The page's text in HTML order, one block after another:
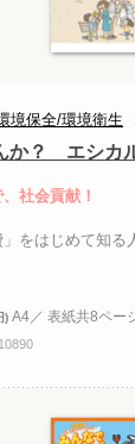
境保全/環境衛生
か？ エシカ
社会貢献！
」をはじめて知
) A4／ 表紙共8ペー